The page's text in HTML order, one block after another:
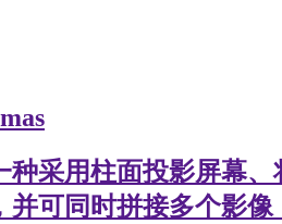
种采用柱面投影屏幕
并可同时拼接多个影像